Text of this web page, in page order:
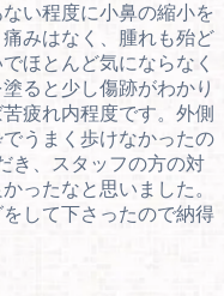
い程度に小鼻の縮小を
みはなく、腫れも殆ど
ほとんど気にならなく
ると少し傷跡がわかり
疲れ内程度です。外側
うまく歩けなかったの
き、スタッフの方の対
ったなと思いました。
して下さったので納得